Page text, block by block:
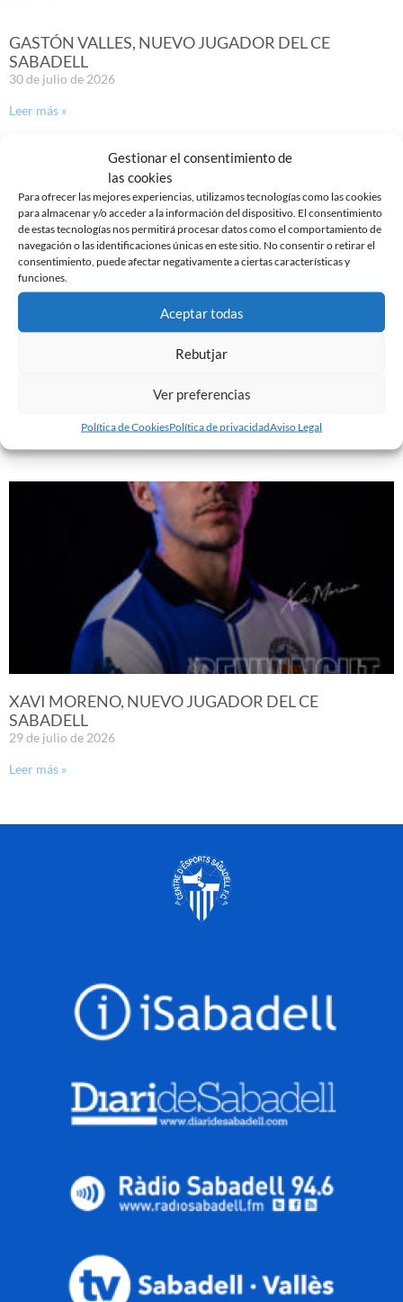
Gestionar el consentimiento de
las cookies
Para ofrecer las mejores experiencias, utilizamos tecnologías como las cookies
para almacenar y/o acceder a la información del dispositivo. El consentimiento
de estas tecnologías nos permitirá procesar datos como el comportamiento de
navegación o las identificaciones únicas en este sitio. No consentir o retirar el
consentimiento, puede afectar negativamente a ciertas características y
funciones.
Aceptar todas
Rebutjar
Ver preferencias
Política de CookiesPolítica de privacidadAviso Legal
GASTÓN VALLES, NUEVO JUGADOR DEL CE
SABADELL
30 de julio de 2026
Leer más »
TEMPORADA 26/27
XAVI MORENO, NUEVO JUGADOR DEL CE
SABADELL
29 de julio de 2026
Leer más »